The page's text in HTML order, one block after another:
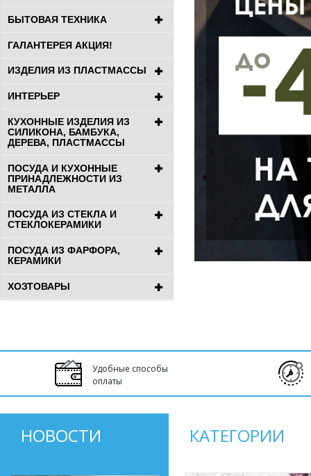
БЫТОВАЯ ТЕХНИКА
ГАЛАНТЕРЕЯ АКЦИЯ!
ИЗДЕЛИЯ ИЗ ПЛАСТМАССЫ
ИНТЕРЬЕР
КУХОННЫЕ ИЗДЕЛИЯ ИЗ
СИЛИКОНА, БАМБУКА,
ДЕРЕВА, ПЛАСТМАССЫ
ПОСУДА И КУХОННЫЕ
ПРИНАДЛЕЖНОСТИ ИЗ
МЕТАЛЛА
ПОСУДА ИЗ СТЕКЛА И
СТЕКЛОКЕРАМИКИ
ПОСУДА ИЗ ФАРФОРА,
КЕРАМИКИ
ХОЗТОВАРЫ
Удобные способы
оплаты
НОВОСТИ КАТЕГОРИИ